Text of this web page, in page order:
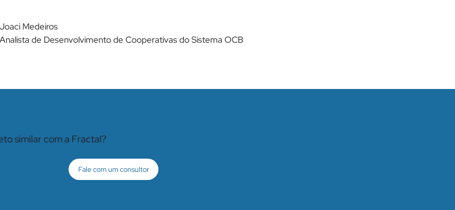
similar com a Fractal?
Fale com um consultor
Joaci Medeiros
Analista de Desenvolvimento de Cooperativas do Sistema OCB